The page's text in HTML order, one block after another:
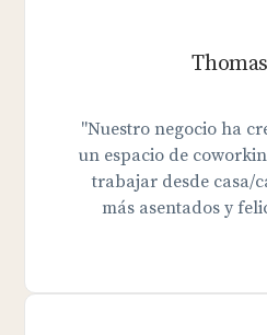
"Nuestro negocio ha
un espacio de
trabajar desde casa/
más asentados y